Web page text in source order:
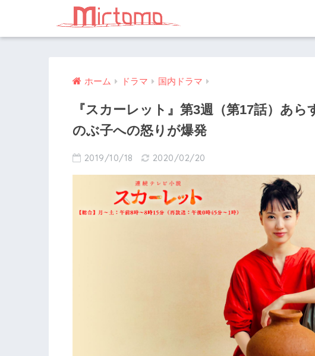
ホーム ドラマ 国内ドラマ
『スカーレット』第3週（第17話）あら
のぶ子への怒りが爆発
2019/10/18 2020/02/20